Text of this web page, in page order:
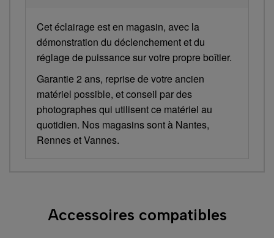
Cet éclairage est en magasin, avec la
démonstration du déclenchement et du
réglage de puissance sur votre propre boîtier.
Garantie 2 ans, reprise de votre ancien
matériel possible, et conseil par des
photographes qui utilisent ce matériel au
quotidien. Nos magasins sont à Nantes,
Rennes et Vannes.
Accessoires compatibles